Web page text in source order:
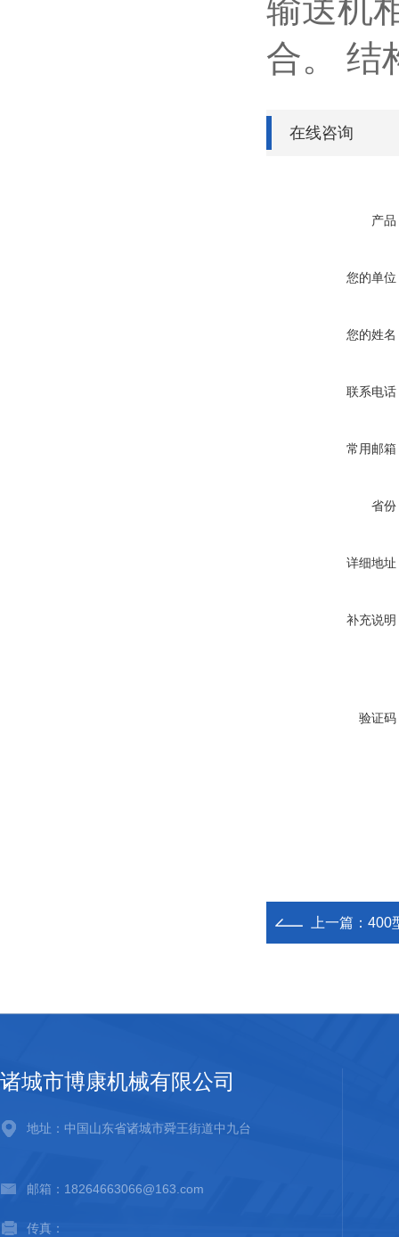
输送机
合。 结
在线咨询
产品
您的单位
您的姓名
联系电话
常用邮箱
省份
详细地址
补充说明
验证码
上一篇： 400
诸城市博康机械有限公司
地址：中国山东省诸城市舜王街道中九台
邮箱：18264663066@163.com
传真：